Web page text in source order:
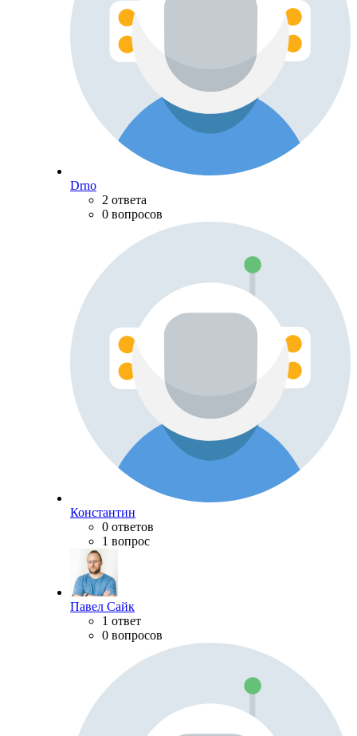
Drno
2 ответа
0 вопросов
Константин
0 ответов
1 вопрос
Павел Сайк
1 ответ
0 вопросов